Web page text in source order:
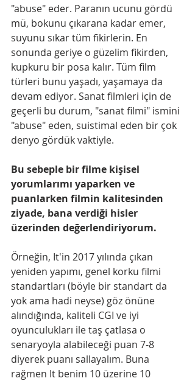
"abuse" eder. Paranın ucunu gördü
mü, bokunu çıkarana kadar emer,
suyunu sıkar tüm fikirlerin. En
sonunda geriye o güzelim fikirden,
kupkuru bir posa kalır. Tüm film
türleri bunu yaşadı, yaşamaya da
devam ediyor. Sanat filmleri için de
geçerli bu durum, "sanat filmi" ismini
"abuse" eden, suistimal eden bir çok
denyo gördük vaktiyle.
Bu sebeple bir filme kişisel
yorumlarımı yaparken ve
puanlarken filmin kalitesinden
ziyade, bana verdiği hisler
üzerinden değerlendiriyorum.
Örneğin, It'in 2017 yılında çıkan
yeniden yapımı, genel korku filmi
standartları (böyle bir standart da
yok ama hadi neyse) göz önüne
alındığında, kaliteli CGI ve iyi
oyunculukları ile taş çatlasa o
senaryoyla alabileceği puan 7-8
diyerek puanı sallayalım. Buna
rağmen It benim 10 üzerine 10